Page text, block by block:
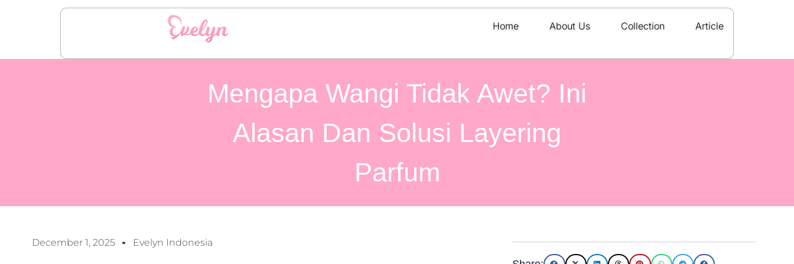
Home About Us Collection Article
Mengapa Wangi Tidak Awet? Ini
Alasan Dan Solusi Layering
Parfum
December 1, 2025 Evelyn Indonesia